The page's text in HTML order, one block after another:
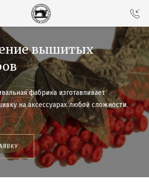
вышитых
фабрика изготавливает
на аксессуарах любой сложности.